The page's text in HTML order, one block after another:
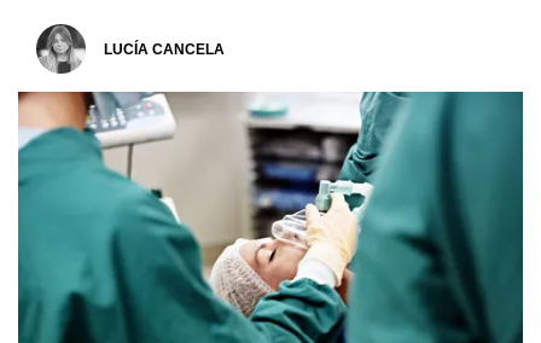
LUCÍA CANCELA